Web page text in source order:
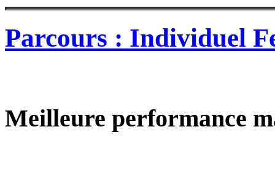
Parcours : Individuel
Meilleure performance